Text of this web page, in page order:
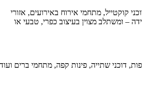
מתחמי אירוח באירועים, אזורי
ומשתלב מצוין בעיצוב כפרי, טבעי או
דוכני שתייה, פינות קפה, מתחמי ברים ועוד.